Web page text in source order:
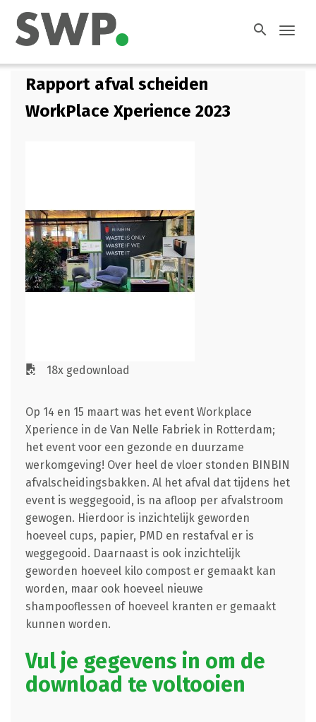
search
Rapport afval scheiden
WorkPlace Xperience 2023
18x gedownload
Op 14 en 15 maart was het event Workplace
Xperience in de Van Nelle Fabriek in Rotterdam;
het event voor een gezonde en duurzame
werkomgeving! Over heel de vloer stonden BINBIN
afvalscheidingsbakken. Al het afval dat tijdens het
event is weggegooid, is na afloop per afvalstroom
gewogen. Hierdoor is inzichtelijk geworden
hoeveel cups, papier, PMD en restafval er is
weggegooid. Daarnaast is ook inzichtelijk
geworden hoeveel kilo compost er gemaakt kan
worden, maar ook hoeveel nieuwe
shampooflessen of hoeveel kranten er gemaakt
kunnen worden.
Vul je gegevens in om de
download te voltooien